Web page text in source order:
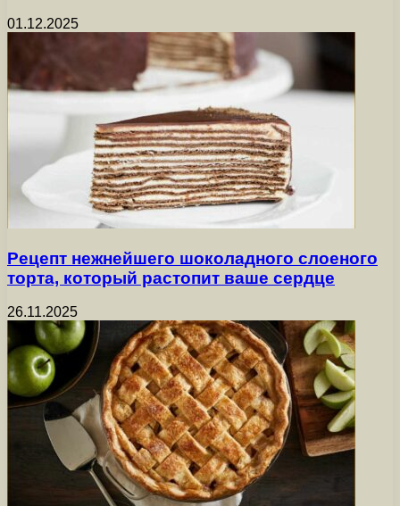
01.12.2025
Рецепт нежнейшего шоколадного слоеного
торта, который растопит ваше сердце
26.11.2025